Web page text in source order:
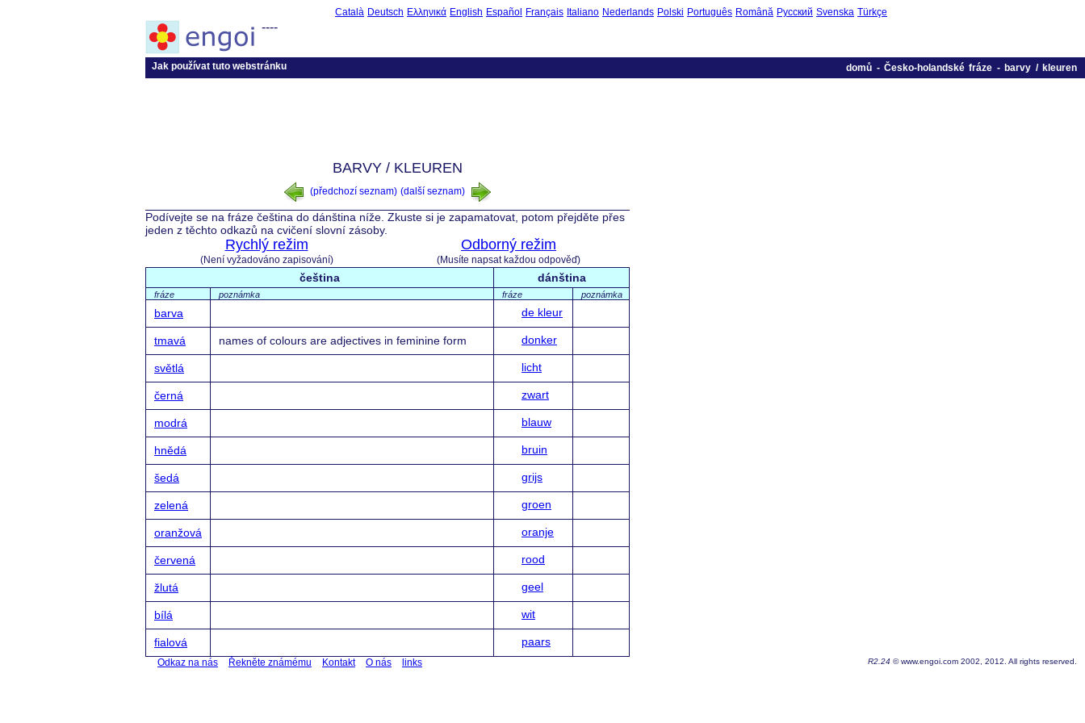
Català Deutsch Ελληνικά English Español Français Italiano Nederlands Polski Português Română Русский Svenska Türkçe
----
Jak používat tuto webstránku domů - Česko-holandské fráze - barvy / kleuren
BARVY / KLEUREN
(předchozí seznam) (další seznam)
Podívejte se na fráze čeština do dánština níže. Zkuste si je zapamatovat, potom přejděte přes
jeden z těchto odkazů na cvičení slovní zásoby.
Rychlý režim
(Není vyžadováno zapisování)
Odborný režim
(Musíte napsat každou odpověď)
čeština dánština
fráze poznámka fráze poznámka
barva de kleur
tmavá names of colours are adjectives in feminine form donker
světlá licht
černá zwart
modrá blauw
hnědá bruin
šedá grijs
zelená groen
oranžová oranje
červená rood
žlutá geel
bílá wit
fialová paars
Odkaz na nás Řekněte známému Kontakt O nás links R2.24 © www.engoi.com 2002, 2012. All rights reserved.